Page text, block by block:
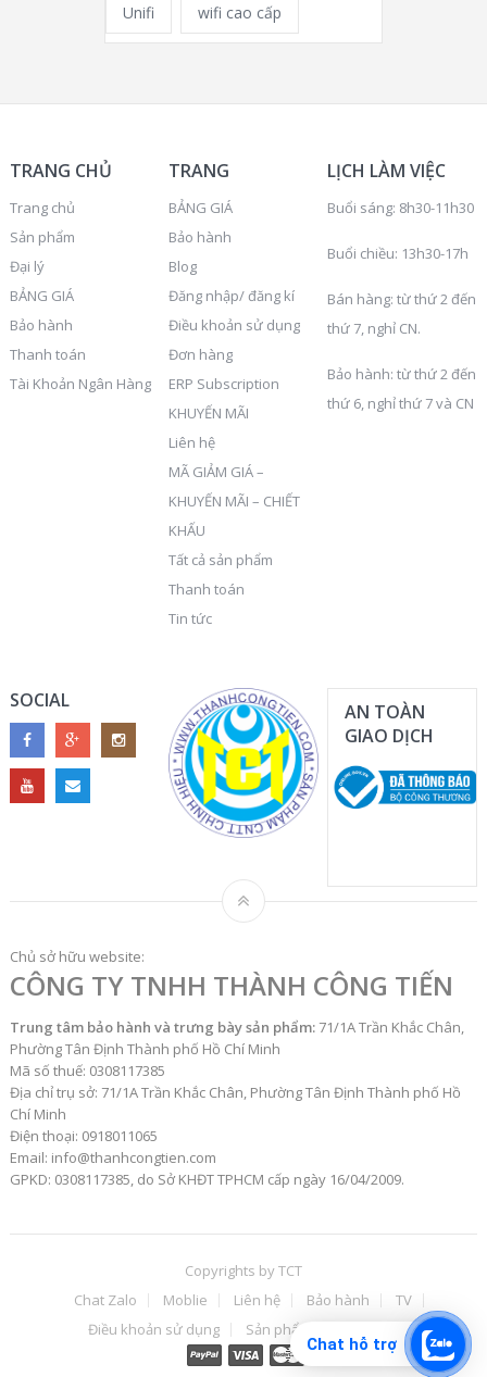
Unifi wifi cao cấp
TRANG CHỦ
Trang chủ
Sản phẩm
Đại lý
BẢNG GIÁ
Bảo hành
Thanh toán
Tài Khoản Ngân Hàng
TRANG
BẢNG GIÁ
Bảo hành
Blog
Đăng nhập/ đăng kí
Điều khoản sử dụng
Đơn hàng
ERP Subscription
KHUYẾN MÃI
Liên hệ
MÃ GIẢM GIÁ –
KHUYẾN MÃI – CHIẾT
KHẤU
Tất cả sản phẩm
Thanh toán
Tin tức
LỊCH LÀM VIỆC
Buổi sáng: 8h30-11h30
Buổi chiều: 13h30-17h
Bán hàng: từ thứ 2 đến
thứ 7, nghỉ CN.
Bảo hành: từ thứ 2 đến
thứ 6, nghỉ thứ 7 và CN
SOCIAL
AN TOÀN
GIAO DỊCH
Chủ sở hữu website:
CÔNG TY TNHH THÀNH CÔNG TIẾN
Trung tâm bảo hành và trưng bày sản phẩm:71/1A Trần Khắc Chân,
Phường Tân Định Thành phố Hồ Chí Minh
Mã số thuế: 0308117385
Địa chỉ trụ sở: 71/1A Trần Khắc Chân, Phường Tân Định Thành phố Hồ
Chí Minh
Điện thoại: 0918011065
Email: info@thanhcongtien.com
GPKD: 0308117385, do Sở KHĐT TPHCM cấp ngày 16/04/2009.
Copyrights byTCT
Chat Zalo
Moblie Liên hệ Bảo hành
TV
Điều khoản sử dụng
Sản phẩm
Chat hỗ trợ